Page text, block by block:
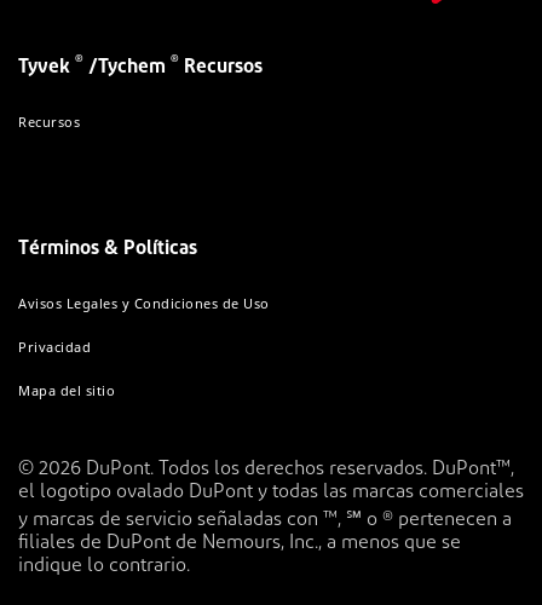
Tyvek ® /Tychem ® Recursos
Recursos
Términos & Políticas
Avisos Legales y Condiciones de Uso
Privacidad
Mapa del sitio
© 2026 DuPont. Todos los derechos reservados. DuPont™,
el logotipo ovalado DuPont y todas las marcas comerciales
y marcas de servicio señaladas con ™, ℠ o ® pertenecen a
filiales de DuPont de Nemours, Inc., a menos que se
indique lo contrario.